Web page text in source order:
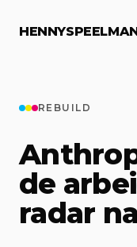
REBUILD
de
radar